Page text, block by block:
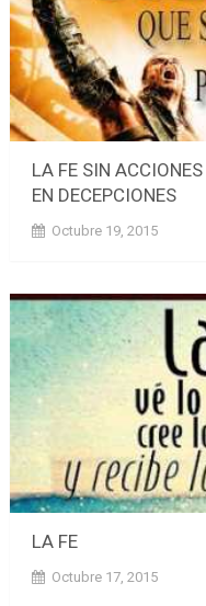
LA FE SIN
EN DECEPCIONES
Octubre 19, 2015
LA FE
Octubre 17, 2015